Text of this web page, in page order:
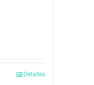
Detalles